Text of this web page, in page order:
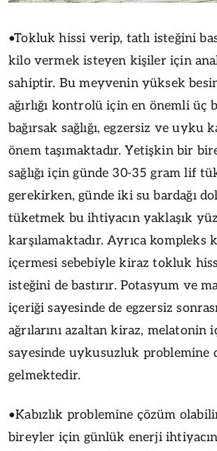
•Tokluk hissi verip, tatlı isteğini
kilo vermek isteyen kişiler için
sahiptir. Bu meyvenin yüksek
ağırlığı kontrolü için en önemli üç
bağırsak sağlığı, egzersiz ve uyku
önem taşımaktadır. Yetişkin bir
sağlığı için günde 30-35 gram lif
gerekirken, günde iki su bardağı
tüketmek bu ihtiyacın yaklaşık
karşılamaktadır. Ayrıca kompleks
içermesi sebebiyle kiraz tokluk
isteğini de bastırır. Potasyum ve
içeriği sayesinde de egzersiz
ağrılarını azaltan kiraz, melatonin
sayesinde uykusuzluk problemine
gelmektedir.
•Kabızlık problemine çözüm
bireyler için günlük enerji